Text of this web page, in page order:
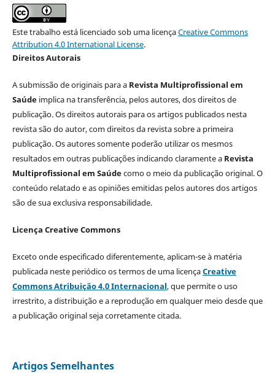
Este trabalho está licenciado sob uma licençaCreative Commons
Attribution 4.0 International License.
Direitos Autorais
A submissão de originais para a Revista Multiprofissional em
Saúdeimplica na transferência, pelos autores, dos direitos de
publicação. Os direitos autorais para os artigos publicados nesta
revista são do autor, com direitos da revista sobre a primeira
publicação. Os autores somente poderão utilizar os mesmos
resultados em outras publicações indicando claramente a Revista
Multiprofissional em Saúdecomo o meio da publicação original. O
conteúdo relatado e as opiniões emitidas pelos autores dos artigos
são de sua exclusiva responsabilidade.
Licença Creative Commons
Exceto onde especificado diferentemente, aplicam-se à matéria
publicada neste periódico os termos de uma licençaCreative
Commons Atribuição 4.0 Internacional, que permite o uso
irrestrito, a distribuição e a reprodução em qualquer meio desde que
a publicação original seja corretamente citada.
Artigos Semelhantes